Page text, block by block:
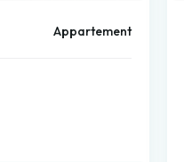
Appartement